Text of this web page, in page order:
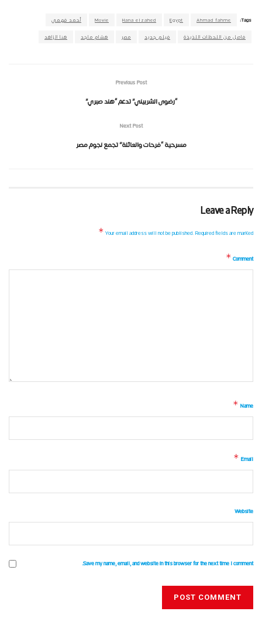
Tags:
Ahmad fahme
Egypt
Hana elzahed
Movie أحمد فهمي
فاصل من اللحظات اللذيذة فيلم جديد مصر هشام ماجد هنا الزاهد
Previous Post
“رضوى الشربيني” تدعم “هند صبري”
Next Post
مسرحية “فرحات والعائلة” تجمع نجوم مصر
Leave a Reply
Your email address will not be published.Required fields are marked
*
Comment
*
Name
*
Email
*
Website
Save my name, email, and website in this browser for the next time I comment.